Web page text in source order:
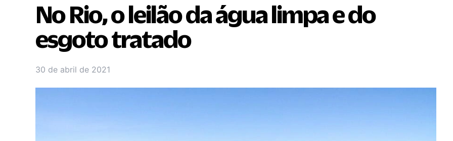
No Rio, o leilão da água limpa e do
esgoto tratado
30 de abril de 2021